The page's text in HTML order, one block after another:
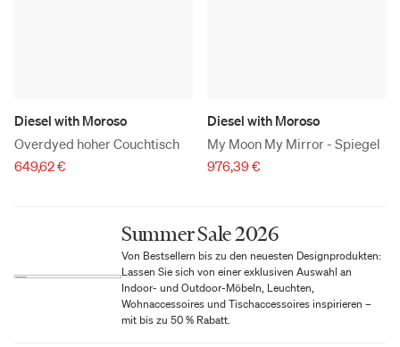
Diesel with Moroso
Overdyed hoher Couchtisch
649,62 €
Diesel with Moroso
My Moon My Mirror - Spiegel
976,39 €
Summer Sale 2026
Von Bestsellern bis zu den neuesten Designprodukten:
Lassen Sie sich von einer exklusiven Auswahl an
Indoor- und Outdoor-Möbeln, Leuchten,
Wohnaccessoires und Tischaccessoires inspirieren –
mit bis zu 50 % Rabatt.